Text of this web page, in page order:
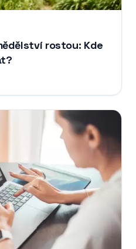
rostou: Kde